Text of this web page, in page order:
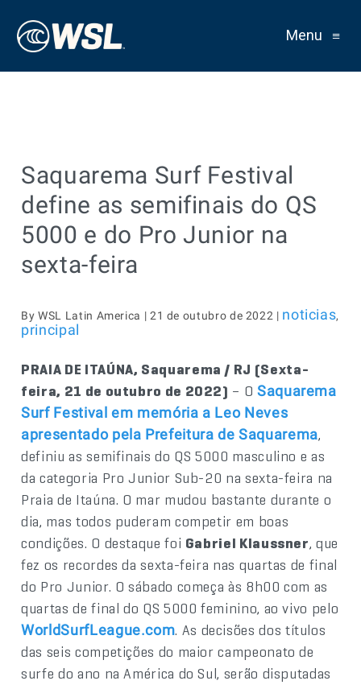
Menu ≡
Saquarema Surf Festival
define as semifinais do QS
5000 e do Pro Junior na
sexta-feira
By WSL Latin America | 21 de outubro de 2022 | noticias,
principal
PRAIA DE ITAÚNA, Saquarema / RJ (Sexta-
feira, 21 de outubro de 2022) – O Saquarema
Surf Festival em memória a Leo Neves
apresentado pela Prefeitura de Saquarema,
definiu as semifinais do QS 5000 masculino e as
da categoria Pro Junior Sub-20 na sexta-feira na
Praia de Itaúna. O mar mudou bastante durante o
dia, mas todos puderam competir em boas
condições. O destaque foi Gabriel Klaussner, que
fez os recordes da sexta-feira nas quartas de final
do Pro Junior. O sábado começa às 8h00 com as
quartas de final do QS 5000 feminino, ao vivo pelo
WorldSurfLeague.com. As decisões dos títulos
das seis competições do maior campeonato de
surfe do ano na América do Sul, serão disputadas